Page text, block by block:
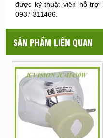
được kỹ thuật viên hỗ trợ
0937 311466.
SẢN PHẨM LIÊN QUAN